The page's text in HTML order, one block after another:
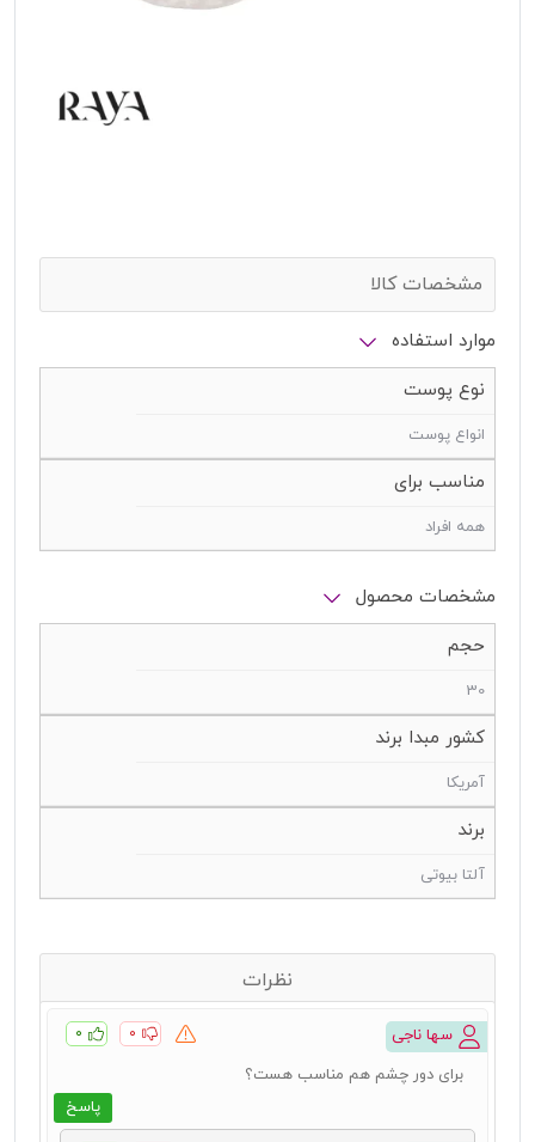
مشخصات کالا
موارد استفاده
نوع پوست
انواع پوست
مناسب برای
همه افراد
مشخصات محصول
حجم
30
کشور مبدا برند
آمریکا
برند
آلتا بیوتی
نظرات
سها ناجی ۰ ۰
پاسخ
برای دور چشم هم مناسب هست؟